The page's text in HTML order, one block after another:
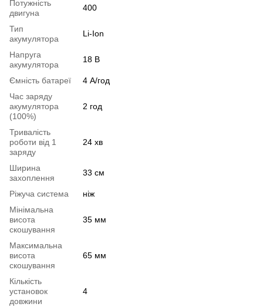
Потужність
двигуна
400
Тип
акумулятора
Li-Ion
Напруга
акумулятора
18 В
Ємність батареї
4 А/год
Час заряду
акумулятора
(100%)
2 год
Тривалість
роботи від 1
заряду
24 хв
Ширина
захоплення
33 см
Ріжуча система
ніж
Мінімальна
висота
скошування
35 мм
Максимальна
висота
скошування
65 мм
Кількість
установок
довжини
4